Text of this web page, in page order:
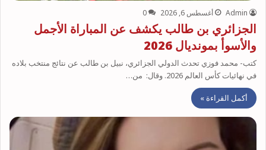
Admin أغسطس 6, 2026 0
الجزائري بن طالب يكشف عن المباراة الأجمل
والأسوأ بمونديال 2026
كتب- محمد فوزي تحدث الدولي الجزائري، نبيل بن طالب عن نتائج منتخب بلاده
في نهائيات كأس العالم 2026. وقال: من…
أكمل القراءة »